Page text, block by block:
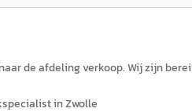
de afdeling verkoop. Wij zijn
in Zwolle